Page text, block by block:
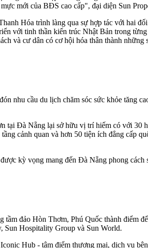
mới của BĐS cao cấp", đại diện Sun
Hóa trình làng qua sự hợp tác với hai
với tinh thần kiến trúc Nhật Bản trong
và cư dân có cơ hội hóa thân thành
nhu cầu du lịch chăm sóc sức khỏe tăng
Đà Nẵng lại sở hữu vị trí hiếm có với 30
cảnh quan và hơn 50 tiện ích đẳng cấp
kỳ vọng mang đến Đà Nẵng phong
đảo Hòn Thơm, Phú Quốc thành điểm
Sun Hospitality Group và Sun World.
Hub - tâm điểm thương mại, dịch vụ